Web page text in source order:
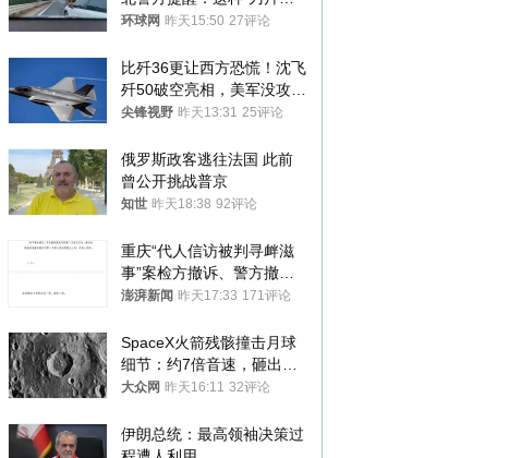
车”，太危险了
环球网 昨天15:50 27评论
比歼36更让西方恐慌！沈飞
歼50破空亮相，美军没攻克
的技术被拿下
尖锋视野 昨天13:31 25评论
俄罗斯政客逃往法国 此前
曾公开挑战普京
知世 昨天18:38 92评论
重庆“代人信访被判寻衅滋
事”案检方撤诉、警方撤
案，两被告人获国赔
澎湃新闻 昨天17:33 171评论
SpaceX火箭残骸撞击月球
细节：约7倍音速，砸出直
径约30米撞击坑
大众网 昨天16:11 32评论
伊朗总统：最高领袖决策过